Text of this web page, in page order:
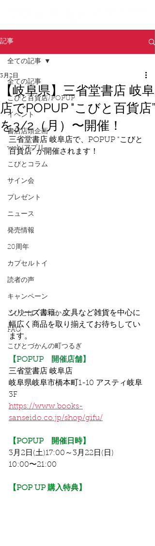
記事
全ての記事
こびと百貨店/POPUP
イベント
書店店頭企画
web/アプリ
こびとコラム
サイン会
プレゼント
ニュース
発売情報
20周年
カプセルトイ
読者の声
キャンペーン
こびとはくぶつかん
FAQ
こびとづかんの町つるぎ
全ての記事
【岐阜県】三省堂書店 岐阜
店でPOPUP "こびと百貨店”
を3/2（月）〜開催！
3月2日
三省堂書店 岐阜店で、POPUP "こびと
百貨店” が開催されます！
シリーズ書籍、文具など雑貨を中心に
幅広く商品を取り揃えてお待ちしてい
ます。
【POPUP　開催店舗】
三省堂書店 岐阜店
岐阜県岐阜市橋本町1-10 アスティ岐阜
3F
https://www.books-
sanseido.co.jp/shop/gifu/
【POPUP　開催日時】
3月2日(土)17:00～3月22日(日)
10:00〜21:00
【POP UP 購入特典】